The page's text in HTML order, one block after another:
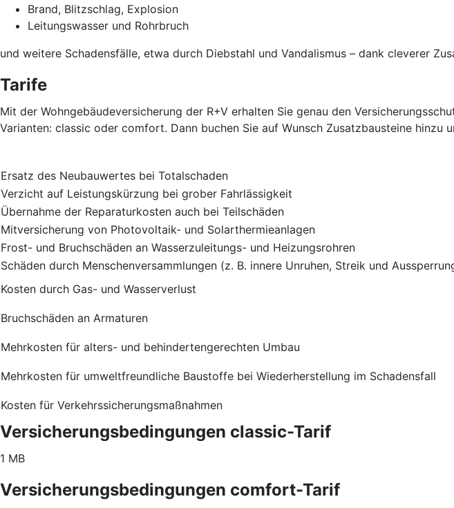
Brand, Blitzschlag, Explosion
Leitungswasser und Rohrbruch
und weitere Schadensfälle, etwa durch Diebstahl und Vandalismus – dank cleverer
Tarife
Mit der Wohngebäudeversicherung der R+V erhalten Sie genau den
Varianten: classic oder comfort. Dann buchen Sie auf Wunsch Zusatzbausteine hinzu
Ersatz des Neubauwertes bei Totalschaden
Verzicht auf Leistungskürzung bei grober Fahrlässigkeit
Übernahme der Reparaturkosten auch bei Teilschäden
Mitversicherung von Photovoltaik- und Solarthermieanlagen
Frost- und Bruchschäden an Wasserzuleitungs- und Heizungsrohren
Schäden durch Menschenversammlungen (z. B. innere Unruhen, Streik und
Kosten durch Gas- und Wasserverlust
Bruchschäden an Armaturen
Mehrkosten für alters- und behindertengerechten Umbau
Mehrkosten für umweltfreundliche Baustoffe bei Wiederherstellung im Schadensfall
Kosten für Verkehrssicherungsmaßnahmen
Versicherungsbedingungen classic-Tarif
1 MB
Versicherungsbedingungen comfort-Tarif